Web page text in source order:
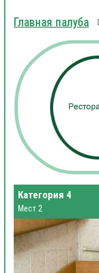
Главная палуба
Категория 4
Мест 2